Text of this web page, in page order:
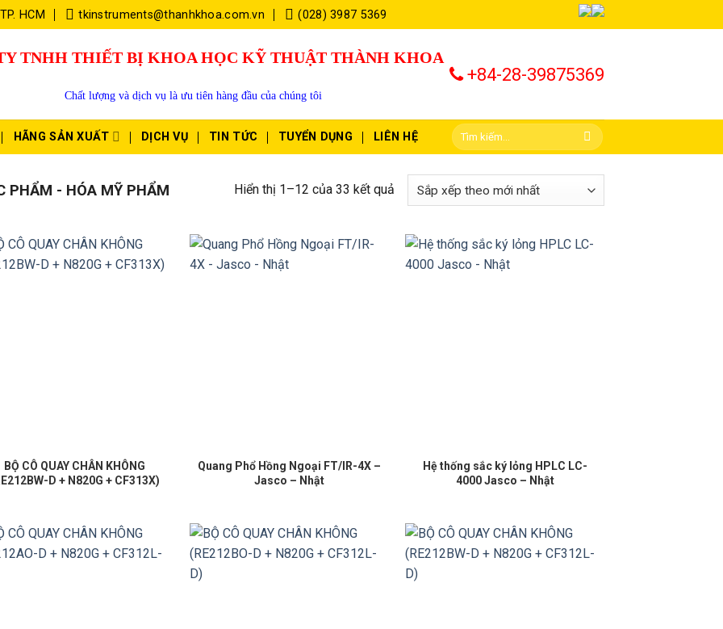
HCM tkinstruments@thanhkhoa.com.vn (028) 3987 5369
TNHH THIẾT BỊ KHOA HỌC KỸ THUẬT THÀNH KHOA
Chất lượng và dịch vụ là ưu tiên hàng đầu của chúng tôi
+84-28-39875369
HÃNG SẢN XUẤT DỊCH VỤ TIN TỨC TUYỂN DỤNG LIÊN HỆ
PHẨM - HÓA MỸ PHẨM Hiển thị 1–12 của 33 kết quả
BỘ CÔ QUAY CHÂN KHÔNG
D + N820G + CF313X)
Quang Phổ Hồng Ngoại FT/IR-4X –
Jasco – Nhật
Hệ thống sắc ký lỏng HPLC LC-
4000 Jasco – Nhật